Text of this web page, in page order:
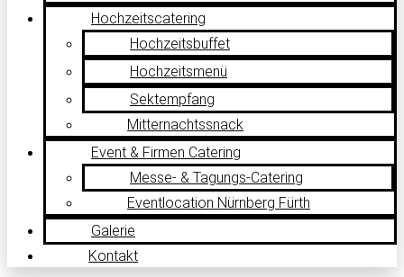
Hochzeitscatering
Hochzeitsbuffet
Hochzeitsmenü
Sektempfang
Mitternachtssnack
Event & Firmen Catering
Messe- & Tagungs-Catering
Eventlocation Nürnberg Fürth
Galerie
Kontakt